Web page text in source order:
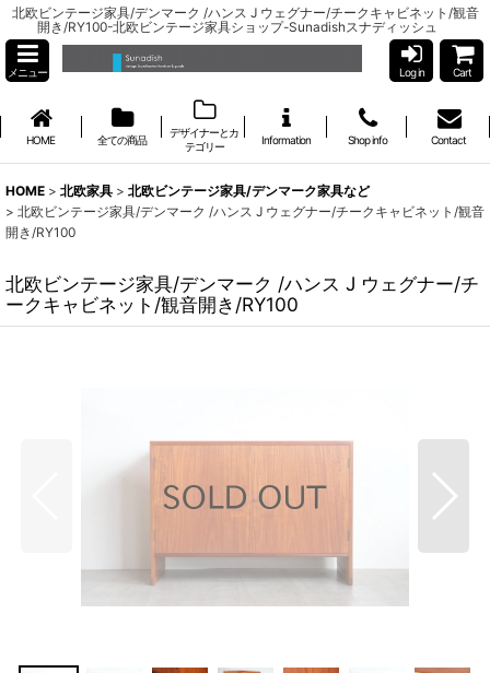
北欧ビンテージ家具/デンマーク /ハンス J ウェグナー/チークキャビネット/観音
開き/RY100-北欧ビンテージ家具ショップ-Sunadishスナディッシュ
メニュー Log in Cart
HOME 全ての商品
デザイナーとカ
テゴリー
Information Shop info Contact
HOME > 北欧家具 > 北欧ビンテージ家具/デンマーク家具など
> 北欧ビンテージ家具/デンマーク /ハンス J ウェグナー/チークキャビネット/観音
開き/RY100
北欧ビンテージ家具/デンマーク /ハンス J ウェグナー/チ
ークキャビネット/観音開き/RY100